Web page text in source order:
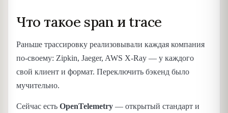
Что такое span и trace
Раньше трассировку реализовывали каждая компания
по-своему: Zipkin, Jaeger, AWS X-Ray — у каждого
свой клиент и формат. Переключить бэкенд было
мучительно.
Сейчас есть OpenTelemetry — открытый стандарт и